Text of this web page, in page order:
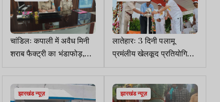
चांडिलः कपाली में अवैध मिनी
शराब फैक्ट्री का भंडाफोड़,
देसी कट्टा के साथ एक
गिरफ्तार
लातेहारः 3 दिनी पलामू
प्रमंलीय खेलकूद प्रतियोगिता
शुरू, 5000 मीटर दौड़ में
राजेश सिंह विजेता
झारखंड न्यूज़ झारखंड न्यूज़